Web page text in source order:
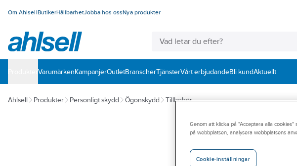
Om AhlsellButikerHållbarhetJobba hos ossNya produkter
VarumärkenKampanjerOutletBranscherTjänsterVårt erbjudandeBli kundAktuellt
Ahlsell Produkter Personligt skydd Ögonskydd Tillbehör
Genom att klicka på "Acceptera alla
på webbplatsen, analysera webbplatsens
Cookie-inställningar